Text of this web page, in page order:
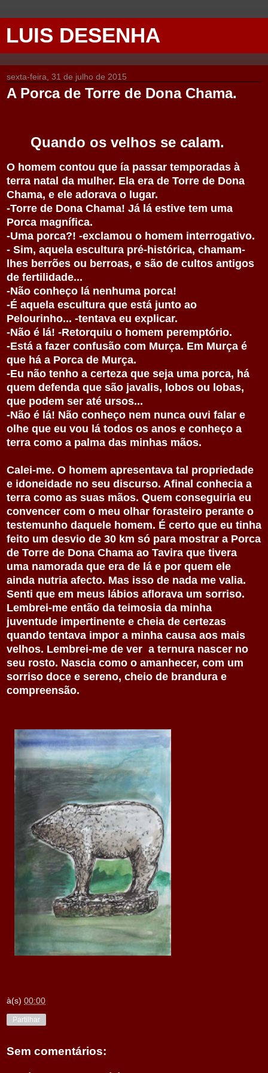
LUIS DESENHA
sexta-feira, 31 de julho de 2015
A Porca de Torre de Dona Chama.
Quando os velhos se calam.
O homem contou que ía passar temporadas à
terra natal da mulher. Ela era de Torre de Dona
Chama, e ele adorava o lugar.
-Torre de Dona Chama! Já lá estive tem uma
Porca magnífica.
-Uma porca?! -exclamou o homem interrogativo.
- Sim, aquela escultura pré-histórica, chamam-
lhes berrões ou berroas, e são de cultos antigos
de fertilidade...
-Não conheço lá nenhuma porca!
-É aquela escultura que está junto ao
Pelourinho... -tentava eu explicar.
-Não é lá! -Retorquiu o homem peremptório.
-Está a fazer confusão com Murça. Em Murça é
que há a Porca de Murça.
-Eu não tenho a certeza que seja uma porca, há
quem defenda que são javalis, lobos ou lobas,
que podem ser até ursos...
-Não é lá! Não conheço nem nunca ouvi falar e
olhe que eu vou lá todos os anos e conheço a
terra como a palma das minhas mãos.
Calei-me. O homem apresentava tal propriedade
e idoneidade no seu discurso. Afinal conhecia a
terra como as suas mãos. Quem conseguiria eu
convencer com o meu olhar forasteiro perante o
testemunho daquele homem. É certo que eu tinha
feito um desvio de 30 km só para mostrar a Porca
de Torre de Dona Chama ao Tavira que tivera
uma namorada que era de lá e por quem ele
ainda nutria afecto. Mas isso de nada me valia.
Senti que em meus lábios aflorava um sorriso.
Lembrei-me então da teimosia da minha
juventude impertinente e cheia de certezas
quando tentava impor a minha causa aos mais
velhos. Lembrei-me de ver a ternura nascer no
seu rosto. Nascia como o amanhecer, com um
sorriso doce e sereno, cheio de brandura e
compreensão.
à(s) 00:00
Partilhar
Sem comentários: